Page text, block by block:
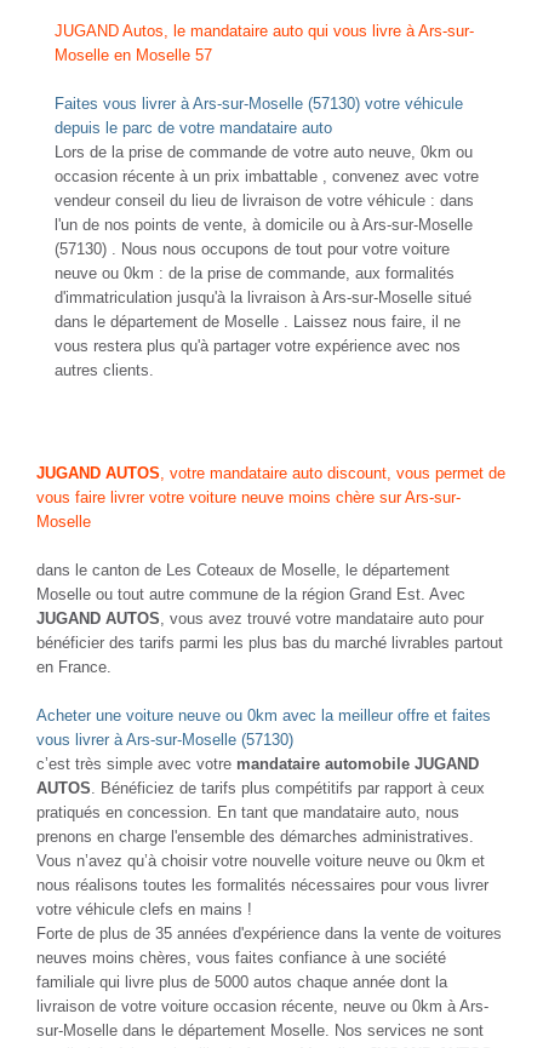
RENAULT ARKANA
TCE 140 EDC7 INTENS T.O
Essence - 46200 Km - 2022
19 980 € TTC
Comparer
BESOIN D'AIDE POUR
CHOISIR UN VÉHICULE ?
Contactez-nous !
PEUGEOT 308
1.5 BLUE HDI130 EAT8 GT ALCANTARA
Diesel - 56000 Km
20 980 €
Comparer
Plus d'infos
PEUGEOT 3008
1.5 BLUE HDI130 EAT8 ALLURE
20 980 €
Comparer
NOUVEAUTÉ NOUVEAUTÉ